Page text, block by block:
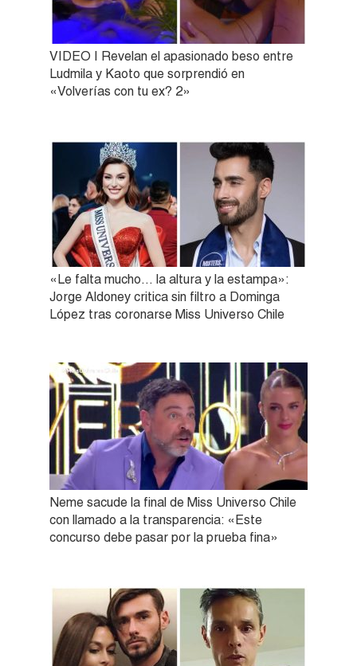
VIDEO | Revelan el apasionado beso entre
Ludmila y Kaoto que sorprendió en
«Volverías con tu ex? 2»
«Le falta mucho… la altura y la estampa»:
Jorge Aldoney critica sin filtro a Dominga
López tras coronarse Miss Universo Chile
Neme sacude la final de Miss Universo Chile
con llamado a la transparencia: «Este
concurso debe pasar por la prueba fina»